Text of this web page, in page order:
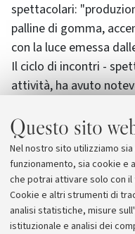
Questo sito
Nel nostro sito utilizziamo
funzionamento, sia cookie e
che potrai attivare solo con il
Cookie e altri strumenti di
analisi statistiche, misure
istituzionale e analisi dei
spettacolari:
palline di gomma,
con la luce emessa
Il ciclo di incontri -
attività, ha avuto
stati ospitati 1130
studenti di 15 scuole
elementari, mentre
purtroppo a trovare